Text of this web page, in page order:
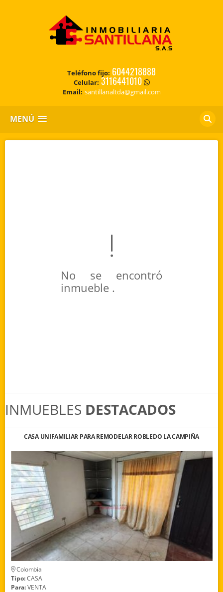
Teléfono fijo: 6044218888
Celular: 3116441010
Email: santillanaltda@gmail.com
MENÚ
No se encontró
inmueble .
INMUEBLES DESTACADOS
CASA UNIFAMILIAR PARA REMODELAR ROBLEDO LA CAMPIÑA
Colombia
Tipo:CASA
Para:VENTA